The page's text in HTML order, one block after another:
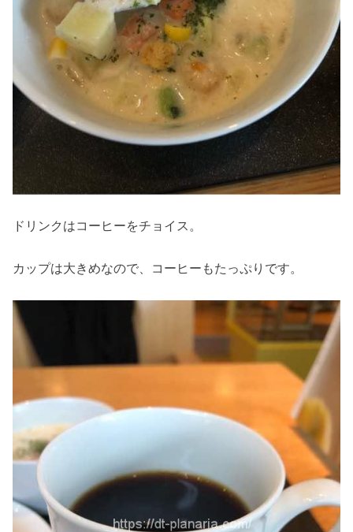
ドリンクはコーヒーをチョイス。
カップは大きめなので、コーヒーもたっぷりです。